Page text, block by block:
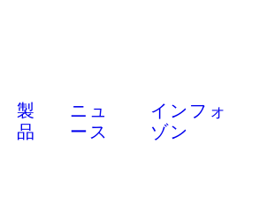
製
品
ニュ
ース
インフォ
ゾン